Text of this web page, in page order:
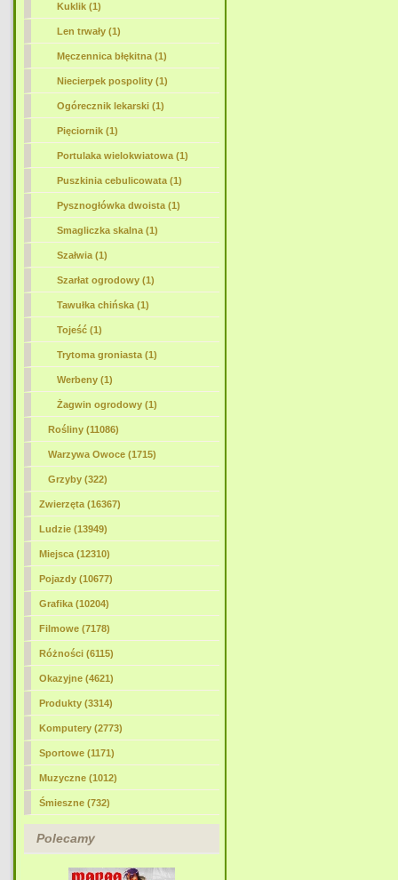
Kuklik (1)
Len trwały (1)
Męczennica błękitna (1)
Niecierpek pospolity (1)
Ogórecznik lekarski (1)
Pięciornik (1)
Portulaka wielokwiatowa (1)
Puszkinia cebulicowata (1)
Pysznogłówka dwoista (1)
Smagliczka skalna (1)
Szałwia (1)
Szarłat ogrodowy (1)
Tawułka chińska (1)
Tojeść (1)
Trytoma groniasta (1)
Werbeny (1)
Żagwin ogrodowy (1)
Rośliny (11086)
Warzywa Owoce (1715)
Grzyby (322)
Zwierzęta (16367)
Ludzie (13949)
Miejsca (12310)
Pojazdy (10677)
Grafika (10204)
Filmowe (7178)
Różności (6115)
Okazyjne (4621)
Produkty (3314)
Komputery (2773)
Sportowe (1171)
Muzyczne (1012)
Śmieszne (732)
Polecamy